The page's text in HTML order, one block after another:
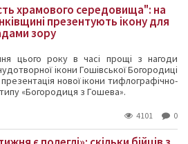
храмового середовища": на
презентують ікону для
зору
цього року в часі прощі з нагоди
ікони Гошівської Богородиці
нової ікони тифлографічно-
«Богородиця з Гошева».
4101 0